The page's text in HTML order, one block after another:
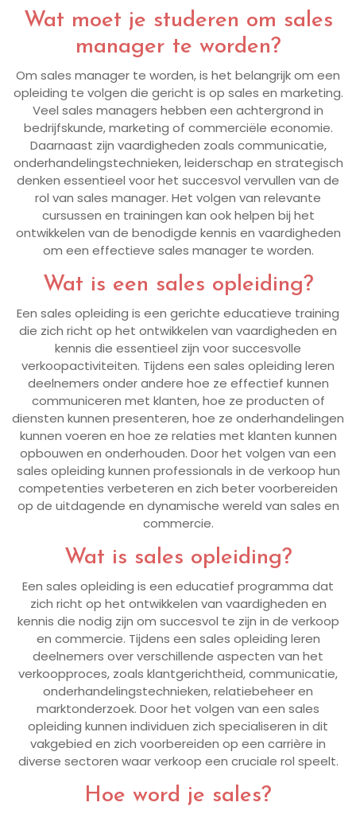
Wat moet je studeren om sales
manager te worden?
Om sales manager te worden, is het belangrijk om een
opleiding te volgen die gericht is op sales en marketing.
Veel sales managers hebben een achtergrond in
bedrijfskunde, marketing of commerciële economie.
Daarnaast zijn vaardigheden zoals communicatie,
onderhandelingstechnieken, leiderschap en strategisch
denken essentieel voor het succesvol vervullen van de
rol van sales manager. Het volgen van relevante
cursussen en trainingen kan ook helpen bij het
ontwikkelen van de benodigde kennis en vaardigheden
om een effectieve sales manager te worden.
Wat is een sales opleiding?
Een sales opleiding is een gerichte educatieve training
die zich richt op het ontwikkelen van vaardigheden en
kennis die essentieel zijn voor succesvolle
verkoopactiviteiten. Tijdens een sales opleiding leren
deelnemers onder andere hoe ze effectief kunnen
communiceren met klanten, hoe ze producten of
diensten kunnen presenteren, hoe ze onderhandelingen
kunnen voeren en hoe ze relaties met klanten kunnen
opbouwen en onderhouden. Door het volgen van een
sales opleiding kunnen professionals in de verkoop hun
competenties verbeteren en zich beter voorbereiden
op de uitdagende en dynamische wereld van sales en
commercie.
Wat is sales opleiding?
Een sales opleiding is een educatief programma dat
zich richt op het ontwikkelen van vaardigheden en
kennis die nodig zijn om succesvol te zijn in de verkoop
en commercie. Tijdens een sales opleiding leren
deelnemers over verschillende aspecten van het
verkoopproces, zoals klantgerichtheid, communicatie,
onderhandelingstechnieken, relatiebeheer en
marktonderzoek. Door het volgen van een sales
opleiding kunnen individuen zich specialiseren in dit
vakgebied en zich voorbereiden op een carrière in
diverse sectoren waar verkoop een cruciale rol speelt.
Hoe word je sales?